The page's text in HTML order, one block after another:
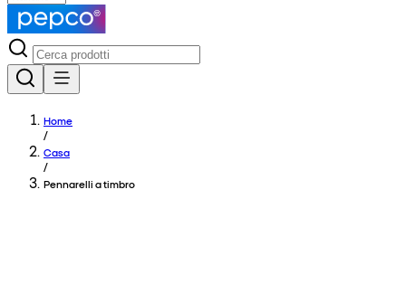
Home
/
Casa
/
Pennarelli a timbro